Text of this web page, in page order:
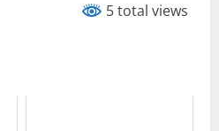
5 total views